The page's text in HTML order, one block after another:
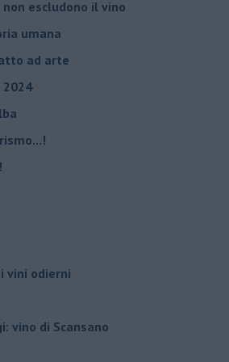
escludono il vino
umana
ad arte
2024
vini odierni
vino di Scansano